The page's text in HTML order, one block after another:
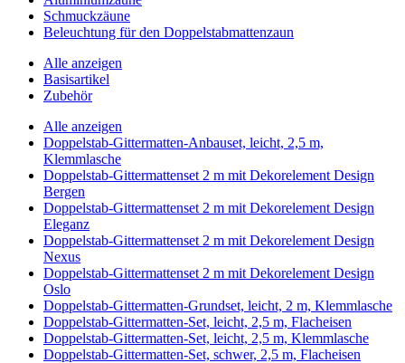
Schmuckzäune
Beleuchtung für den Doppelstabmattenzaun
Alle anzeigen
Basisartikel
Zubehör
Alle anzeigen
Doppelstab-Gittermatten-Anbauset, leicht, 2,5 m,
Klemmlasche
Doppelstab-Gittermattenset 2 m mit Dekorelement Design
Bergen
Doppelstab-Gittermattenset 2 m mit Dekorelement Design
Eleganz
Doppelstab-Gittermattenset 2 m mit Dekorelement Design
Nexus
Doppelstab-Gittermattenset 2 m mit Dekorelement Design
Oslo
Doppelstab-Gittermatten-Grundset, leicht, 2 m, Klemmlasche
Doppelstab-Gittermatten-Set, leicht, 2,5 m, Flacheisen
Doppelstab-Gittermatten-Set, leicht, 2,5 m, Klemmlasche
Doppelstab-Gittermatten-Set, schwer, 2,5 m, Flacheisen